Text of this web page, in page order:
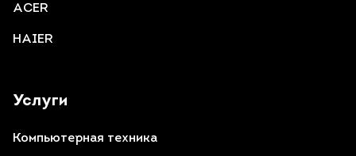
Услуги
Компьютерная техника
ACER
HAIER